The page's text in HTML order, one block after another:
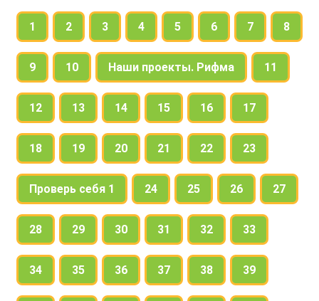
1 2 3 4 5 6 7 8
9 10 Наши проекты. Рифма 11
12 13 14 15 16 17
18 19 20 21 22 23
Проверь себя 1 24 25 26 27
28 29 30 31 32 33
34 35 36 37 38 39